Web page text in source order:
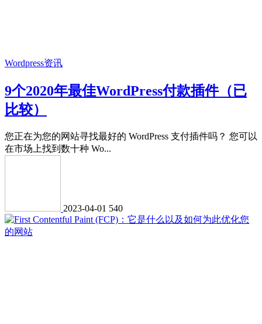
Wordpress资讯
9个2020年最佳WordPress付款插件（已
比较）
您正在为您的网站寻找最好的 WordPress 支付插件吗？ 您可以
在市场上找到数十种 Wo...
2023-04-01 540